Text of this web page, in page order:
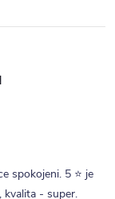
spokojeni. 5 ⭐ je
kvalita - super.